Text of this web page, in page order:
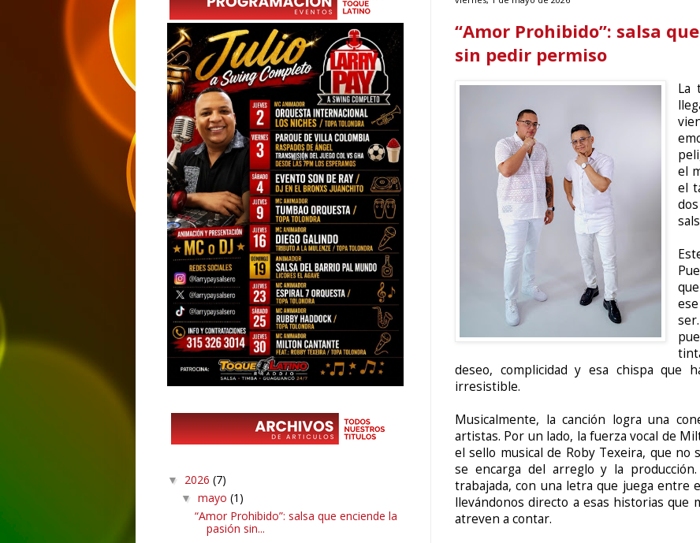
“Amor Prohibido”: salsa
sin pedir permiso
La
el
el
deseo, complicidad y esa chispa que
irresistible.
Musicalmente, la canción logra una
artistas. Por un lado, la fuerza vocal de
el sello musical de Roby Texeira, que
se encarga del arreglo y la
trabajada, con una letra que juega entre
llevándonos directo a esas historias que
atreven a contar.
▼ 2026 (7)
▼ mayo (1)
“Amor Prohibido”: salsa que enciende la
pasión sin...